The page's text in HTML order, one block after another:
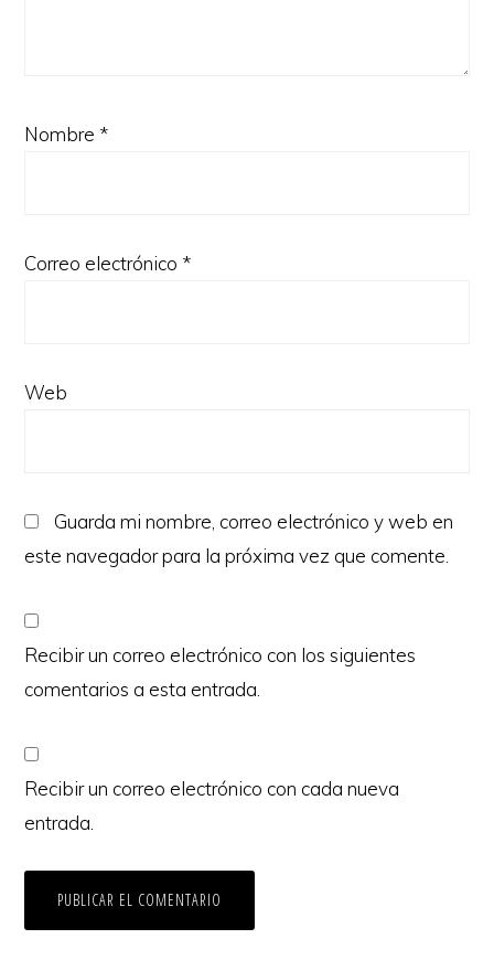
Nombre *
Correo electrónico *
Web
Guarda mi nombre, correo electrónico y web en
este navegador para la próxima vez que comente.
Recibir un correo electrónico con los siguientes
comentarios a esta entrada.
Recibir un correo electrónico con cada nueva
entrada.